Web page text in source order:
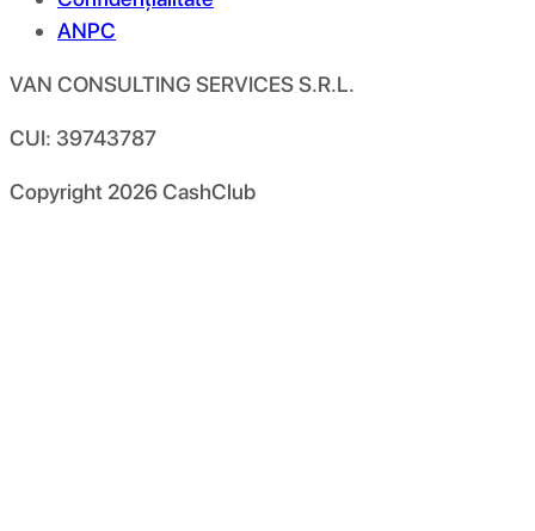
ANPC
VAN CONSULTING SERVICES S.R.L.
CUI: 39743787
Copyright 2026CashClub